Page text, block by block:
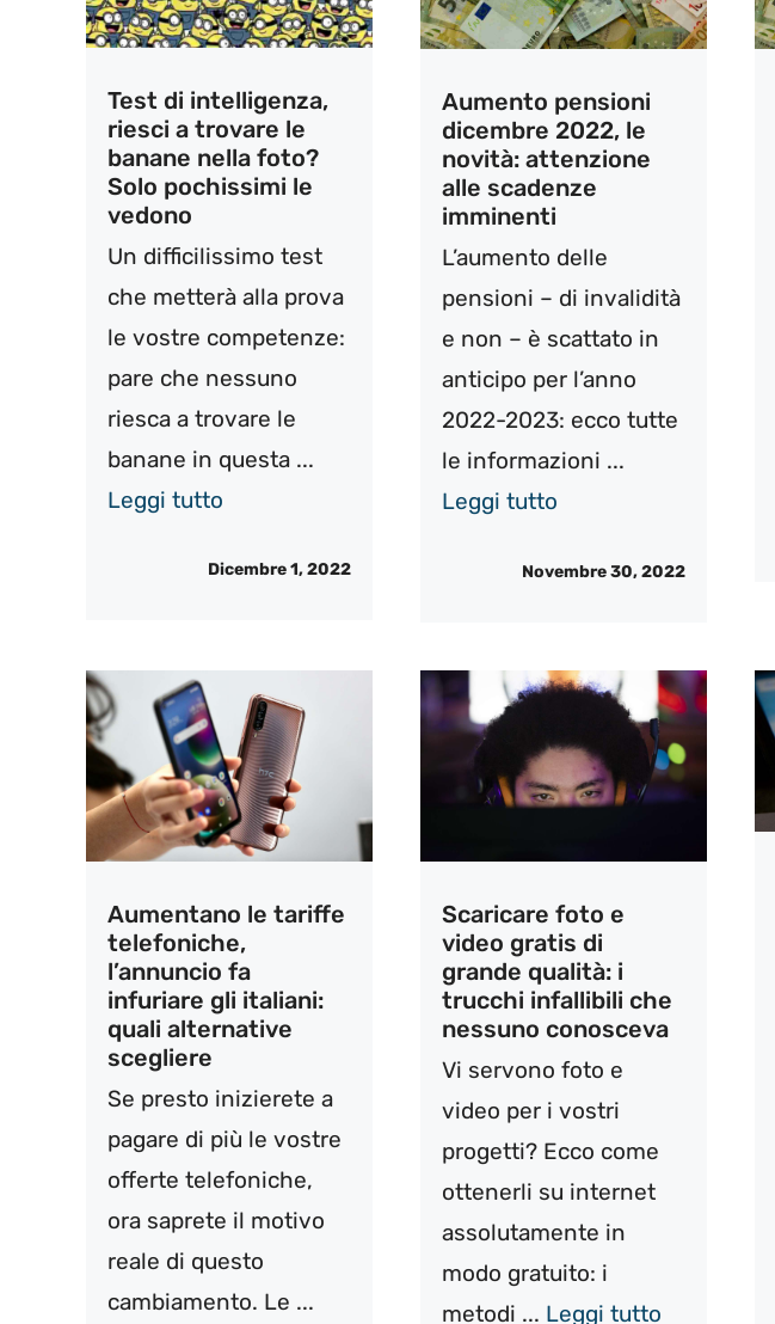
Test di intelligenza,
riesci a trovare le
banane nella foto?
Solo pochissimi le
vedono
Un difficilissimo test
che metterà alla prova
le vostre competenze:
pare che nessuno
riesca a trovare le
banane in questa ...
Leggi tutto
Dicembre 1, 2022
Aumento pensioni
dicembre 2022, le
novità: attenzione
alle scadenze
imminenti
L’aumento delle
pensioni – di invalidità
e non – è scattato in
anticipo per l’anno
2022-2023: ecco tutte
le informazioni ...
Leggi tutto
Novembre 30, 2022
Aumentano le tariffe
telefoniche,
l’annuncio fa
infuriare gli italiani:
quali alternative
scegliere
Se presto inizierete a
pagare di più le vostre
offerte telefoniche,
ora saprete il motivo
reale di questo
cambiamento. Le ...
Scaricare foto e
video gratis di
grande qualità: i
trucchi infallibili che
nessuno conosceva
Vi servono foto e
video per i vostri
progetti? Ecco come
ottenerli su internet
assolutamente in
modo gratuito: i
metodi ... Leggi tutto